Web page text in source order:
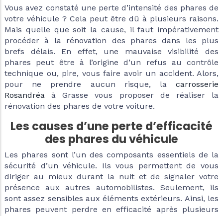
Vous avez constaté une perte d’intensité des phares de
votre véhicule ? Cela peut être dû à plusieurs raisons.
Mais quelle que soit la cause, il faut impérativement
procéder à la rénovation des phares dans les plus
brefs délais. En effet, une mauvaise visibilité des
phares peut être à l’origine d’un refus au contrôle
technique ou, pire, vous faire avoir un accident. Alors,
pour ne prendre aucun risque, la carrosserie
Rosandréa à Grasse vous proposer de réaliser la
rénovation des phares de votre voiture.
Les causes d’une perte d’efficacité
des phares du véhicule
Les phares sont l’un des composants essentiels de la
sécurité d’un véhicule. Ils vous permettent de vous
diriger au mieux durant la nuit et de signaler votre
présence aux autres automobilistes. Seulement, ils
sont assez sensibles aux éléments extérieurs. Ainsi, les
phares peuvent perdre en efficacité après plusieurs